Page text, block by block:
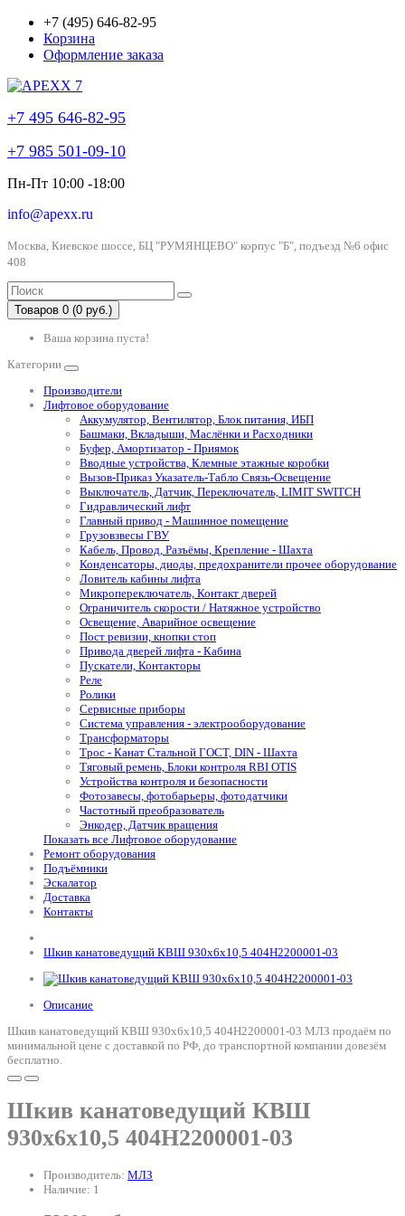
+7 (495) 646-82-95
Корзина
Оформление заказа
+7 495 646-82-95
+7 985 501-09-10
Пн-Пт 10:00 -18:00
info@apexx.ru
Москва, Киевское шоссе, БЦ "РУМЯНЦЕВО" корпус "Б", подъезд №6 офис
408
Товаров 0 (0 руб.)
Ваша корзина пуста!
Категории
Производители
Лифтовое оборудование
Аккумулятор, Вентилятор, Блок питания, ИБП
Башмаки, Вкладыши, Маслёнки и Расходники
Буфер, Амортизатор - Приямок
Вводные устройства, Клемные этажные коробки
Вызов-Приказ Указатель-Табло Связь-Освещение
Выключатель, Датчик, Переключатель, LIMIT SWITCH
Гидравлический лифт
Главный привод - Машинное помещение
Грузовзвесы ГВУ
Кабель, Провод, Разъёмы, Крепление - Шахта
Конденсаторы, диоды, предохранители прочее оборудование
Ловитель кабины лифта
Микропереключатель, Контакт дверей
Ограничитель скорости / Натяжное устройство
Освещение, Аварийное освещение
Пост ревизии, кнопки стоп
Привода дверей лифта - Кабина
Пускатели, Контакторы
Реле
Ролики
Сервисные приборы
Система управления - электрооборудование
Трансформаторы
Трос - Канат Стальной ГОСТ, DIN - Шахта
Тяговый ремень, Блоки контроля RBI OTIS
Устройства контроля и безопасности
Фотозавесы, фотобарьеры, фотодатчики
Частотный преобразователь
Энкодер, Датчик вращения
Показать все Лифтовое оборудование
Ремонт оборудования
Подъёмники
Эскалатор
Доставка
Контакты
Шкив канатоведущий КВШ 930х6х10,5 404Н2200001-03
Описание
Шкив канатоведущий КВШ 930х6х10,5 404Н2200001-03 МЛЗ продаём по
минимальной цене с доставкой по РФ, до транспортной компании довезём
бесплатно.
Шкив канатоведущий КВШ
930х6х10,5 404Н2200001-03
Производитель: МЛЗ
Наличие: 1